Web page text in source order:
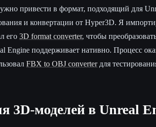
привести в формат, подходящий для
и конвертации от Hyper3D. Я
его3D format converter, чтобы
поддерживает нативно. Процесс
FBX to OBJ converterдля
3D-моделей в Unreal